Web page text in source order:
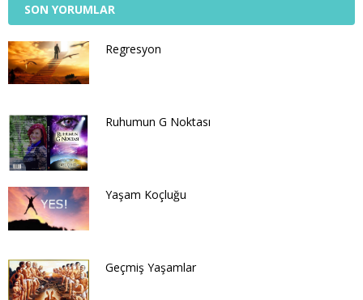
SON YORUMLAR
Regresyon
Ruhumun G Noktası
Yaşam Koçluğu
Geçmiş Yaşamlar